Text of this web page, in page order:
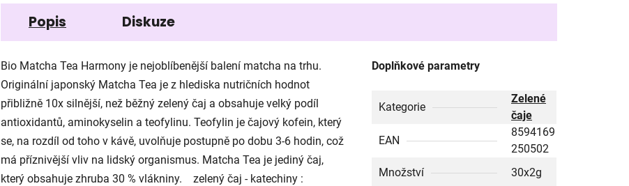
Popis Diskuze
Bio Matcha Tea Harmony je nejoblíbenější balení matcha na trhu.
Originální japonský Matcha Tea je z hlediska nutričních hodnot
přibližně 10x silnější, než běžný zelený čaj a obsahuje velký podíl
antioxidantů, aminokyselin a teofylinu. Teofylin je čajový kofein, který
se, na rozdíl od toho v kávě, uvolňuje postupně po dobu 3-6 hodin, což
má příznivější vliv na lidský organismus. Matcha Tea je jediný čaj,
který obsahuje zhruba 30 % vlákniny. zelený čaj - katechiny :
Doplňkové parametry
Kategorie
Zelené
čaje
EAN
8594169
250502
Množství
30x2g